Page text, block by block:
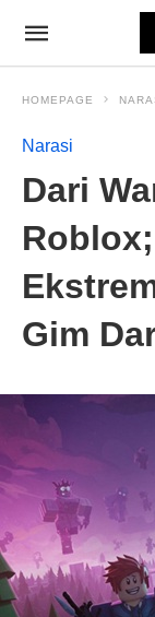
HOMEPAGE
Narasi
Dari
Gim